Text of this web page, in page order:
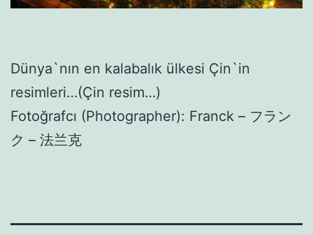
Dünya`nın en kalabalık ülkesi Çin`in
resimleri…(Çin resim…)
Fotoğrafcı (Photographer): Franck – フラン
ク – 法兰克